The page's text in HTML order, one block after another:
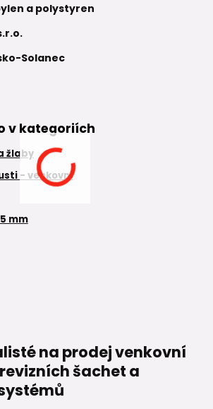
a polystyren
Solanec
v kategoriích
žlaby
- venkovní
mm
na prodej venkovní
šachet a